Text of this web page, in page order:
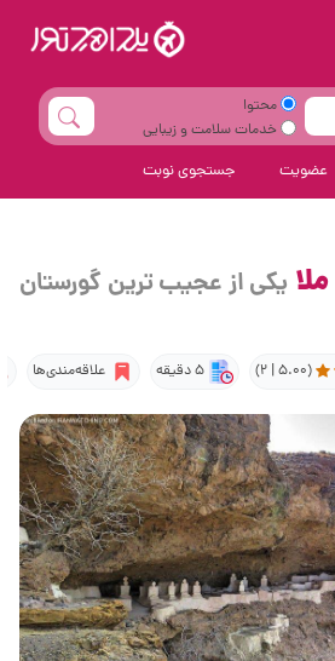
محتوا
خدمات سلامت و زیبایی
عضویت جستجوی نوبت
یکی از عجیب ترین گورستان
(5.00 | 2) 5 دقیقه علاقه‌مندی‌ها